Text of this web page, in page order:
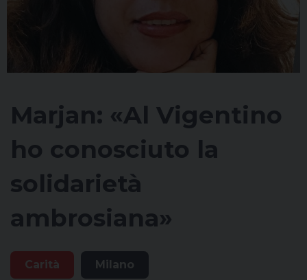
Marjan: «Al Vigentino
ho conosciuto la
solidarietà
ambrosiana»
Carità Milano